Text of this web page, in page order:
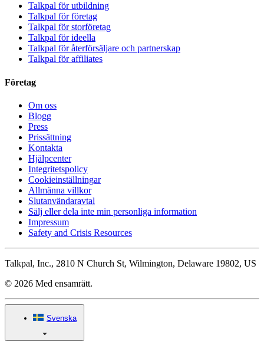
Talkpal för utbildning
Talkpal för företag
Talkpal för storföretag
Talkpal för ideella
Talkpal för återförsäljare och partnerskap
Talkpal för affiliates
Företag
Om oss
Blogg
Press
Prissättning
Kontakta
Hjälpcenter
Integritetspolicy
Cookieinställningar
Allmänna villkor
Slutanvändaravtal
Sälj eller dela inte min personliga information
Impressum
Safety and Crisis Resources
Talkpal, Inc., 2810 N Church St, Wilmington, Delaware 19802, US
© 2026 Med ensamrätt.
Svenska